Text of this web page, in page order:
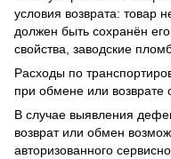
условия возврата: товар
должен быть сохранён
свойства, заводские
Расходы по
при обмене или возврате
В случае выявления
возврат или обмен
авторизованного